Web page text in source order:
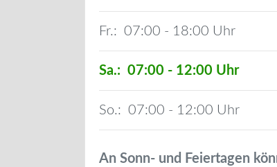
Fr.: 07:00 - 18:00
Sa.: 07:00 - 12:00
So.: 07:00 - 12:00
An Sonn- und Feiertagen